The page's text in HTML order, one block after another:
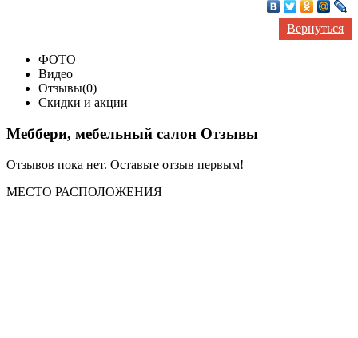
Вернуться
ФОТО
Видео
Отзывы(0)
Скидки и акции
Меббери, мебельный салон Отзывы
Отзывов пока нет. Оставьте отзыв первым!
МЕСТО РАСПОЛОЖЕНИЯ